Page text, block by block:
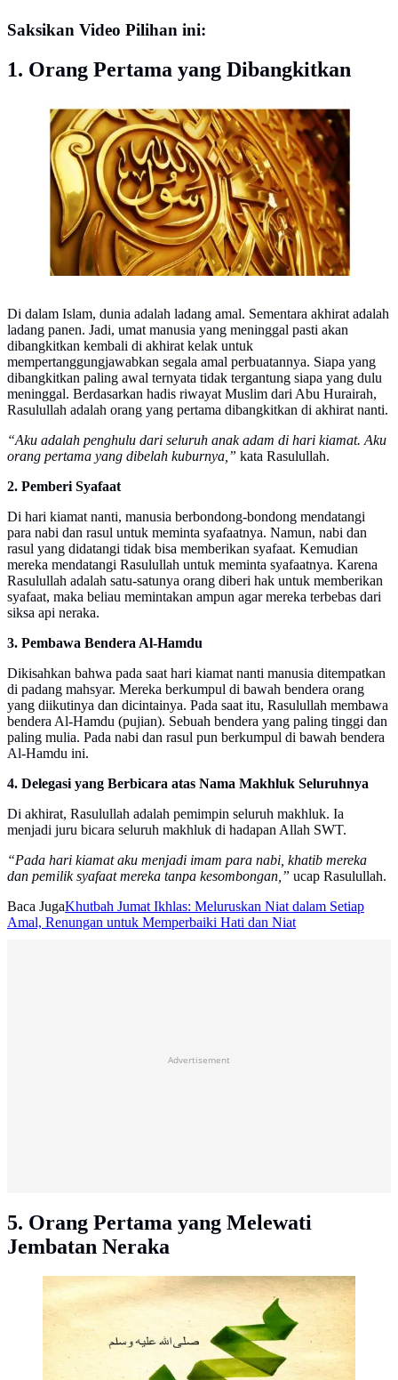
Saksikan Video Pilihan ini:
1. Orang Pertama yang Dibangkitkan
Rasulullah SAW Ilustrasi
Di dalam Islam, dunia adalah ladang amal. Sementara akhirat adalah
ladang panen. Jadi, umat manusia yang meninggal pasti akan
dibangkitkan kembali di akhirat kelak untuk
mempertanggungjawabkan segala amal perbuatannya. Siapa yang
dibangkitkan paling awal ternyata tidak tergantung siapa yang dulu
meninggal. Berdasarkan hadis riwayat Muslim dari Abu Hurairah,
Rasulullah adalah orang yang pertama dibangkitkan di akhirat nanti.
“Aku adalah penghulu dari seluruh anak adam di hari kiamat. Aku
orang pertama yang dibelah kuburnya,” kata Rasulullah.
2. Pemberi Syafaat
Di hari kiamat nanti, manusia berbondong-bondong mendatangi
para nabi dan rasul untuk meminta syafaatnya. Namun, nabi dan
rasul yang didatangi tidak bisa memberikan syafaat. Kemudian
mereka mendatangi Rasulullah untuk meminta syafaatnya. Karena
Rasulullah adalah satu-satunya orang diberi hak untuk memberikan
syafaat, maka beliau memintakan ampun agar mereka terbebas dari
siksa api neraka.
3. Pembawa Bendera Al-Hamdu
Dikisahkan bahwa pada saat hari kiamat nanti manusia ditempatkan
di padang mahsyar. Mereka berkumpul di bawah bendera orang
yang diikutinya dan dicintainya. Pada saat itu, Rasulullah membawa
bendera Al-Hamdu (pujian). Sebuah bendera yang paling tinggi dan
paling mulia. Pada nabi dan rasul pun berkumpul di bawah bendera
Al-Hamdu ini.
4. Delegasi yang Berbicara atas Nama Makhluk Seluruhnya
Di akhirat, Rasulullah adalah pemimpin seluruh makhluk. Ia
menjadi juru bicara seluruh makhluk di hadapan Allah SWT.
“Pada hari kiamat aku menjadi imam para nabi, khatib mereka
dan pemilik syafaat mereka tanpa kesombongan,” ucap Rasulullah.
Baca JugaKhutbah Jumat Ikhlas: Meluruskan Niat dalam Setiap
Amal, Renungan untuk Memperbaiki Hati dan Niat
Advertisement
5. Orang Pertama yang Melewati
Jembatan Neraka